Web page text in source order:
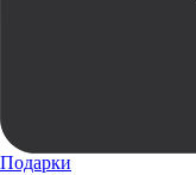
Подарки